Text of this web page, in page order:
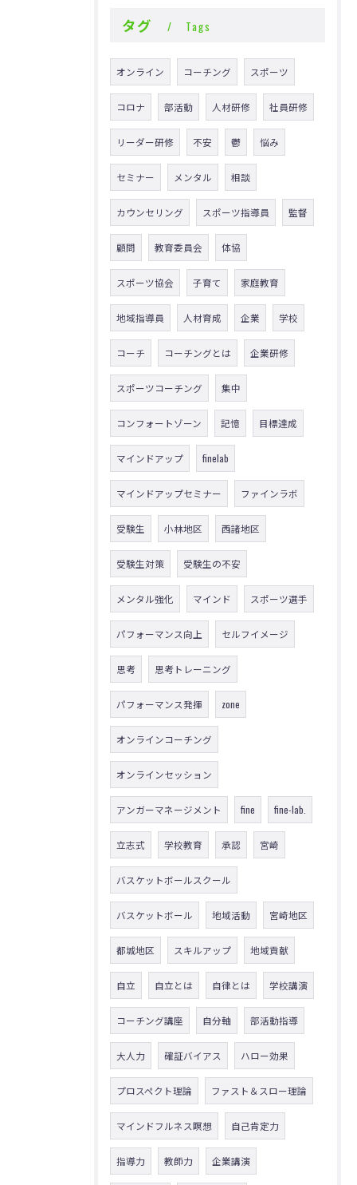
タグ Tags
オンライン コーチング スポーツ
コロナ 部活動 人材研修 社員研修
リーダー研修 不安 鬱 悩み
セミナー メンタル 相談
カウンセリング スポーツ指導員 監督
顧問 教育委員会 体協
スポーツ協会 子育て 家庭教育
地域指導員 人材育成 企業 学校
コーチ コーチングとは 企業研修
スポーツコーチング 集中
コンフォートゾーン 記憶 目標達成
マインドアップ finelab
マインドアップセミナー ファインラボ
受験生 小林地区 西諸地区
受験生対策 受験生の不安
メンタル強化 マインド スポーツ選手
パフォーマンス向上 セルフイメージ
思考 思考トレーニング
パフォーマンス発揮 zone
オンラインコーチング
オンラインセッション
アンガーマネージメント fine fine-lab.
立志式 学校教育 承認 宮崎
バスケットボールスクール
バスケットボール 地域活動 宮崎地区
都城地区 スキルアップ 地域貢献
自立 自立とは 自律とは 学校講演
コーチング講座 自分軸 部活動指導
大人力 確証バイアス ハロー効果
プロスペクト理論 ファスト＆スロー理論
マインドフルネス瞑想 自己肯定力
指導力 教師力 企業講演